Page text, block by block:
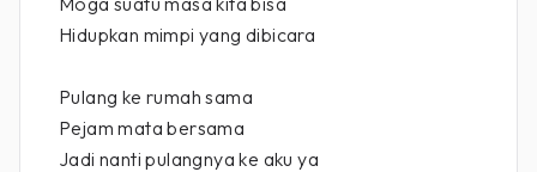
Hidupkan mimpi yang dibicara
Pulang ke rumah sama
Pejam mata bersama
Jadi nanti pulangnya ke aku ya